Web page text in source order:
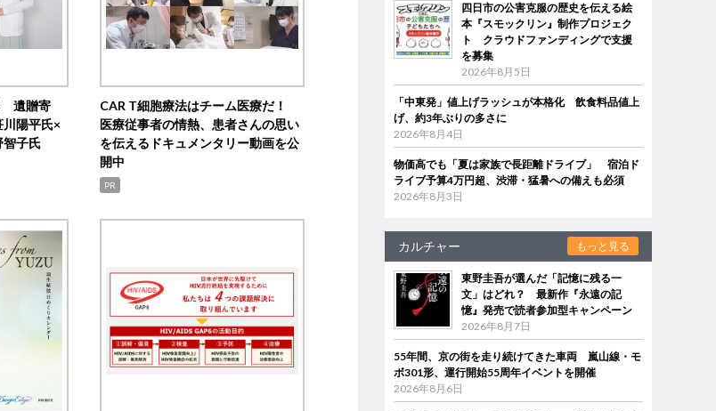
遺贈寄
陽平氏×
智子氏
CAR T細胞療法はチーム医療だ！
医療従事者の情熱、患者さんの思い
を伝えるドキュメンタリー動画を公
開中
PR
四日市の公害克服の歴史を伝える絵
本『スモックリン』制作プロジェク
ト クラウドファンディングで支援
を募集
2026年8月5日
「中東発」値上げラッシュが本格化 飲食料品値上
げ、約3年ぶりの多さに
2026年8月4日
物価高でも「夏は家族で長距離ドライブ」 宿泊ド
ライブ予算4万円超、渋滞・猛暑への備えも必須
2026年8月3日
カルチャー もっと見る
東野圭吾が選んだ「記憶に残る一
文」はどれ？ 最新作『永遠の記
憶』発売で読者参加型キャンペーン
2026年8月7日
55年間、京の街を走り続けてきた車両 嵐山線・モ
ボ301形、運行開始55周年イベントを開催
2026年8月6日